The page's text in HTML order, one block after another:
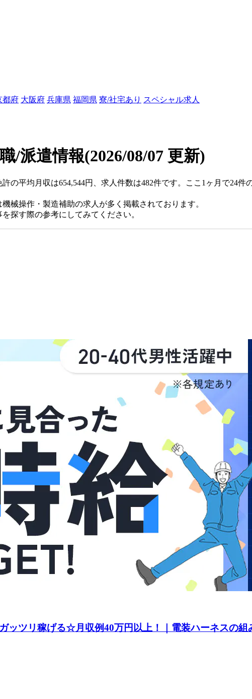
都府 大阪府 兵庫県 福岡県 寮/社宅あり スペシャル求人
/派遣情報(2026/08/07 更新)
の平均月収は654,544円、求人件数は482件です。ここ1ヶ月で24件
械操作・製造補助の求人が多く掲載されております。
探す際の参考にしてみてください。
ッツリ稼げる☆月収例40万円以上！｜電装ハーネスの組